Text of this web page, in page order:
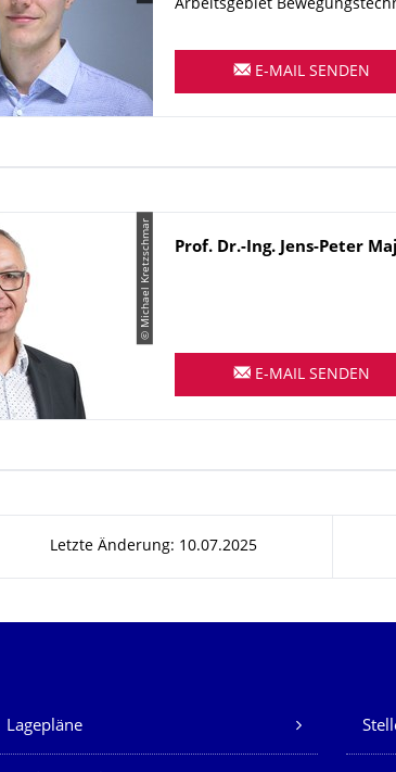
Arbeitsgebiet
E-MAIL SENDEN
© Michael Kretzschmar Name
Prof. Dr.-Ing. Jens-Peter
E-MAIL SENDEN
Letzte Änderung: 10.07.2025
Unsere Dienste
Lagepläne